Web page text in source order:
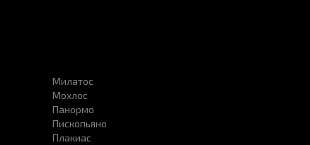
Милатос
Мохлос
Панормо
Пископьяно
Плакиас